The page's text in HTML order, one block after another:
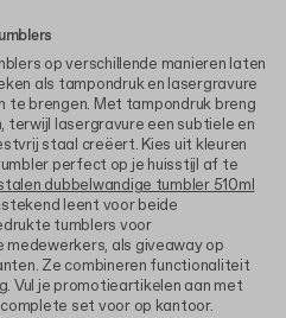
op verschillende manieren laten
als tampondruk en lasergravure
te brengen. Met tampondruk breng
terwijl lasergravure een subtiele en
staal creëert. Kies uit kleuren
perfect op je huisstijl af te
dubbelwandige tumbler 510ml
leent voor beide
tumblers voor
als giveaway op
Ze combineren functionaliteit
Vul je promotieartikelen aan met
set voor op kantoor.